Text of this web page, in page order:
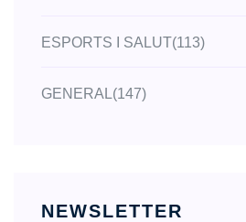
ESPORTS I SALUT(113)
GENERAL(147)
NEWSLETTER